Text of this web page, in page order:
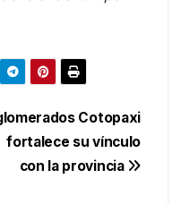
Cotopaxi
fortalece su vínculo
con la provincia